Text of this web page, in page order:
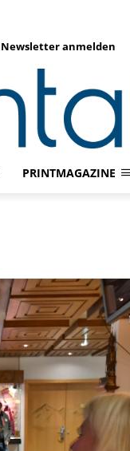
Newsletter anmelden
PRINTMAGAZINE